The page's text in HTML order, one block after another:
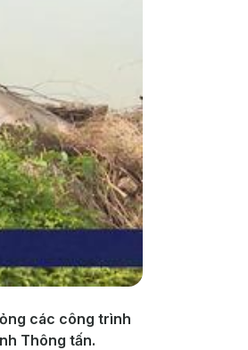
các công trình
Thông tấn.